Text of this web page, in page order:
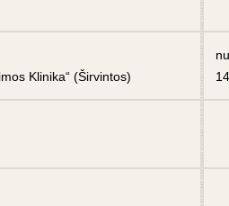
Klinika“ (Širvintos)